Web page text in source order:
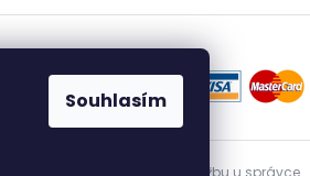
Souhlasím
zaevidovat přijatou tržbu u správce